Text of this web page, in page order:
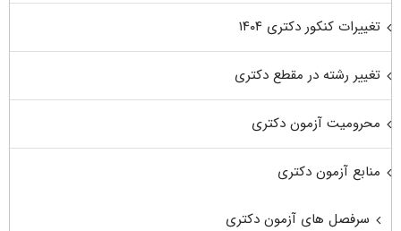
تغییرات کنکور دکتری ۱۴۰۴
تغییر رشته در مقطع دکتری
محرومیت آزمون دکتری
منابع آزمون دکتری
سرفصل های آزمون دکتری